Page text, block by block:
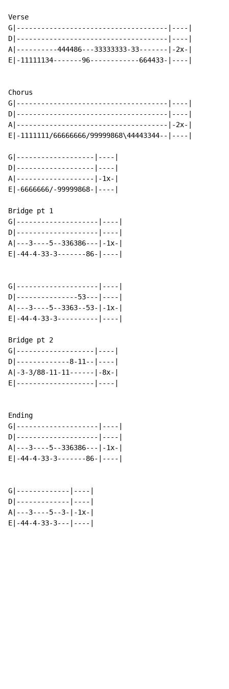
Verse
G|-------------------------------------|----|
D|-------------------------------------|----|
A|----------444486---33333333-33-------|-2x-|
E|-11111134-------96------------664433-|----|
Chorus
G|-------------------------------------|----|
D|-------------------------------------|----|
A|-------------------------------------|-2x-|
E|-1111111/66666666/99999868\44443344--|----|
G|-------------------|----|
D|-------------------|----|
A|-------------------|-1x-|
E|-6666666/-99999868-|----|
Bridge pt 1
G|--------------------|----|
D|--------------------|----|
A|---3----5--336386---|-1x-|
E|-44-4-33-3-------86-|----|
G|--------------------|----|
D|---------------53---|----|
A|---3----5--3363--53-|-1x-|
E|-44-4-33-3----------|----|
Bridge pt 2
G|-------------------|----|
D|-------------8-11--|----|
A|-3-3/88-11-11------|-8x-|
E|-------------------|----|
Ending
G|--------------------|----|
D|--------------------|----|
A|---3----5--336386---|-1x-|
E|-44-4-33-3-------86-|----|
G|-------------|----|
D|-------------|----|
A|---3----5--3-|-1x-|
E|-44-4-33-3---|----|